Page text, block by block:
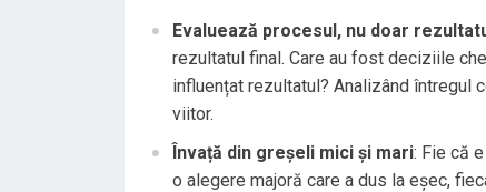
Evaluează procesul, nu doar
rezultatul final. Care au fost deciziile
influențat rezultatul? Analizând întregul
viitor.
Învață din greșeli mici și mari: Fie că
o alegere majoră care a dus la eșec,